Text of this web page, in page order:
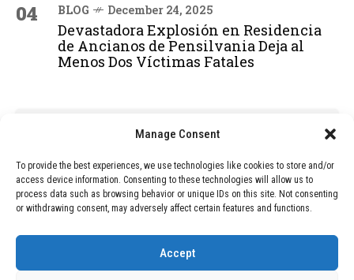
Manage Consent
To provide the best experiences, we use technologies like cookies to store and/or
access device information. Consenting to these technologies will allow us to
process data such as browsing behavior or unique IDs on this site. Not consenting
or withdrawing consent, may adversely affect certain features and functions.
Accept
04 BLOG December 24, 2025
Devastadora Explosión en Residencia
de Ancianos de Pensilvania Deja al
Menos Dos Víctimas Fatales